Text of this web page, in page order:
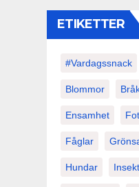
ETIKETTER
#vardagssnack
Blommor
Ensamhet
Fåglar
Hundar